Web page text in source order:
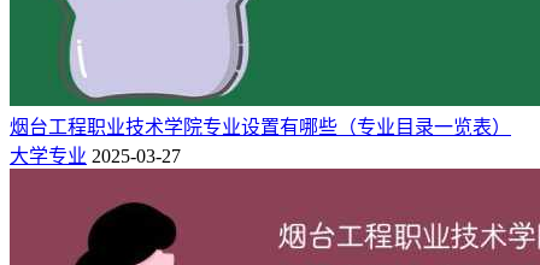
俄语
应用化学
化学工程与工艺
烟台工程职业技术学院专业设置有哪些（专业目录一览表）
大学专业 2025-03-27